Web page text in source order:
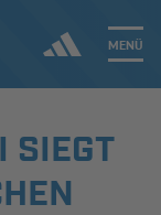
MENÜ
einloggen
SIEGT